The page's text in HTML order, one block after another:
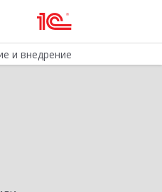
и внедрение